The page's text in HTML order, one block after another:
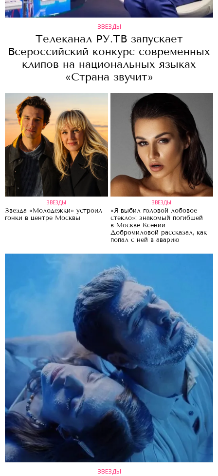
ЗВЕЗДЫ
Телеканал РУ.ТВ запускает
Всероссийский конкурс современных
клипов на национальных языках
«Страна звучит»
ЗВЕЗДЫ
Звезда «Молодежки» устроил
гонки в центре Москвы
ЗВЕЗДЫ
«Я выбил головой лобовое
стекло»: знакомый погибшей
в Москве Ксении
Добромиловой рассказал, как
попал с ней в аварию
ЗВЕЗДЫ